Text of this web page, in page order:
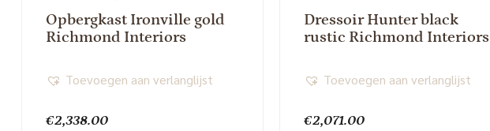
Opbergkast Ironville gold
Richmond Interiors
€2,338.00
Toevoegen aan verlanglijst
Dressoir Hunter black
rustic Richmond Interiors
€2,071.00
Toevoegen aan verlanglijst